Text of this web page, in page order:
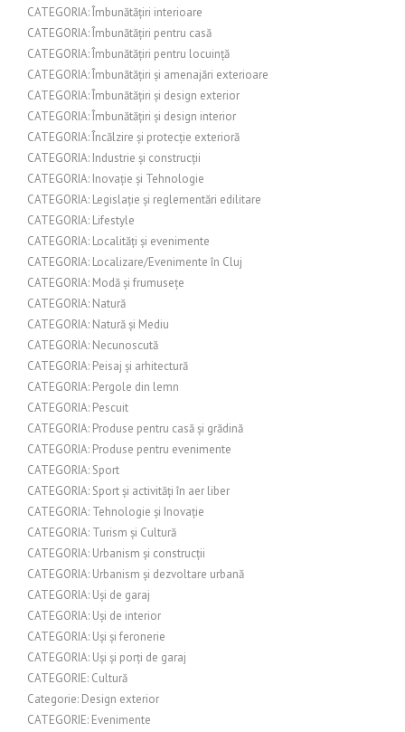
CATEGORIA: Îmbunătățiri interioare
CATEGORIA: Îmbunătățiri pentru casă
CATEGORIA: Îmbunătățiri pentru locuință
CATEGORIA: Îmbunătățiri și amenajări exterioare
CATEGORIA: Îmbunătățiri și design exterior
CATEGORIA: Îmbunătățiri și design interior
CATEGORIA: Încălzire și protecție exterioră
CATEGORIA: Industrie și construcții
CATEGORIA: Inovație și Tehnologie
CATEGORIA: Legislație și reglementări edilitare
CATEGORIA: Lifestyle
CATEGORIA: Localități și evenimente
CATEGORIA: Localizare/Evenimente în Cluj
CATEGORIA: Modă și frumusețe
CATEGORIA: Natură
CATEGORIA: Natură și Mediu
CATEGORIA: Necunoscută
CATEGORIA: Peisaj și arhitectură
CATEGORIA: Pergole din lemn
CATEGORIA: Pescuit
CATEGORIA: Produse pentru casă și grădină
CATEGORIA: Produse pentru evenimente
CATEGORIA: Sport
CATEGORIA: Sport și activități în aer liber
CATEGORIA: Tehnologie și Inovație
CATEGORIA: Turism și Cultură
CATEGORIA: Urbanism și construcții
CATEGORIA: Urbanism și dezvoltare urbană
CATEGORIA: Uși de garaj
CATEGORIA: Uși de interior
CATEGORIA: Uși și feronerie
CATEGORIA: Uși și porți de garaj
CATEGORIE: Cultură
Categorie: Design exterior
CATEGORIE: Evenimente